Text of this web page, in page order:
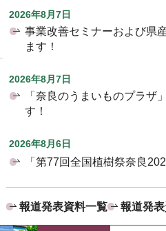
2026年8月7日
事業改善セミナーおよび県
ます！
2026年8月7日
「奈良のうまいものプラザ
す！
2026年8月6日
「第77回全国植樹祭奈良
報道発表資料一覧 報道発